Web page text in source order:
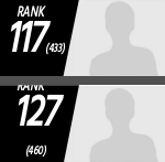
RANK
117(433)
RANK
127
(460)